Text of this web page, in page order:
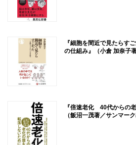
『細胞を間近で見たらす
の仕組み』（小倉 加奈子
『倍速老化 40代からの
（飯沼一茂著／サンマーク